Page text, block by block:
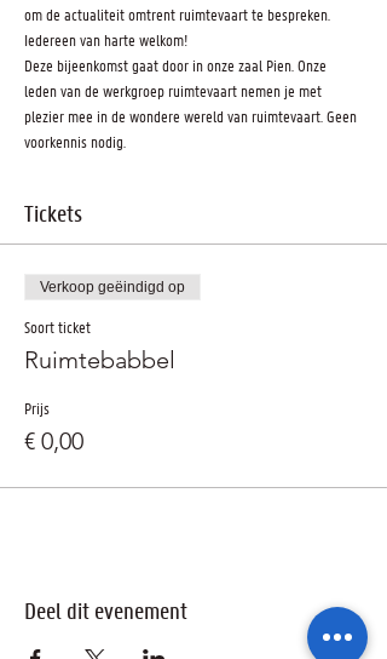
om de actualiteit omtrent ruimtevaart te bespreken.
Iedereen van harte welkom!
Deze bijeenkomst gaat door in onze zaal Pien. Onze
leden van de werkgroep ruimtevaart nemen je met
plezier mee in de wondere wereld van ruimtevaart. Geen
voorkennis nodig.
Tickets
Verkoop geëindigd op
Soort ticket
Ruimtebabbel
Prijs
€ 0,00
Deel dit evenement